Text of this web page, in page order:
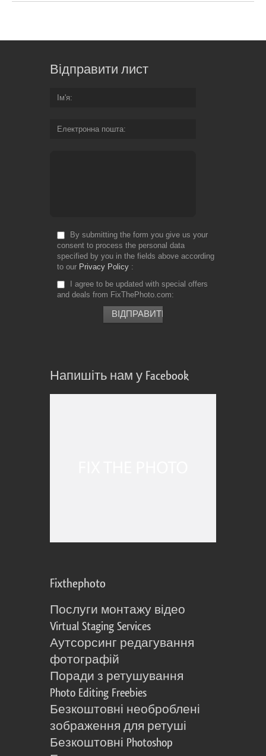
Відправити лист
Ім'я
Електронна пошта
By submitting the form you give us your
consent to process the personal data
specified by you in the fields above according
to our Privacy Policy
I agree to be updated with special offers
and deals from FixThePhoto.com
Напишіть нам у Facebook
Fixthephoto
Послуги монтажу відео
Virtual Staging Services
Аутсорсинг редагування
фотографій
Поради з ретушування
Photo Editing Freebies
Безкоштовні необроблені
зображення для ретуші
Безкоштовні Photoshop